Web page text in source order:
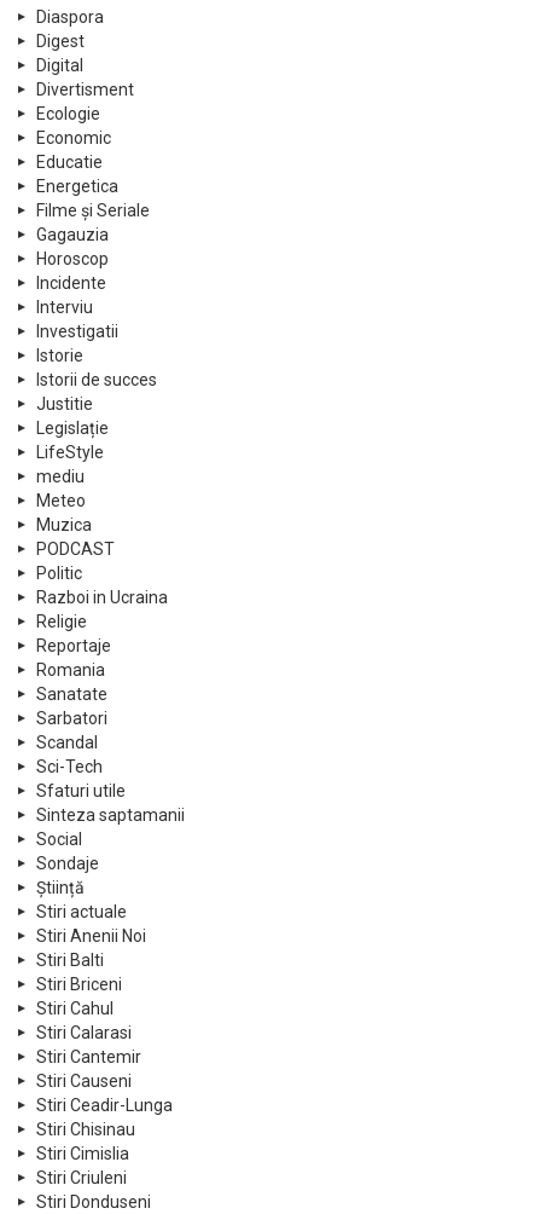
Diaspora
Digest
Digital
Divertisment
Ecologie
Economic
Educatie
Energetica
Filme și Seriale
Gagauzia
Horoscop
Incidente
Interviu
Investigatii
Istorie
Istorii de succes
Justitie
Legislație
LifeStyle
mediu
Meteo
Muzica
PODCAST
Politic
Razboi in Ucraina
Religie
Reportaje
Romania
Sanatate
Sarbatori
Scandal
Sci-Tech
Sfaturi utile
Sinteza saptamanii
Social
Sondaje
Știință
Stiri actuale
Stiri Anenii Noi
Stiri Balti
Stiri Briceni
Stiri Cahul
Stiri Calarasi
Stiri Cantemir
Stiri Causeni
Stiri Ceadir-Lunga
Stiri Chisinau
Stiri Cimislia
Stiri Criuleni
Stiri Donduseni